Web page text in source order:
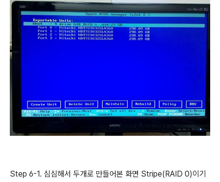
Step 6-1. 심심해서 두개로 만들어본 화면 Stripe(RAID 0)이기